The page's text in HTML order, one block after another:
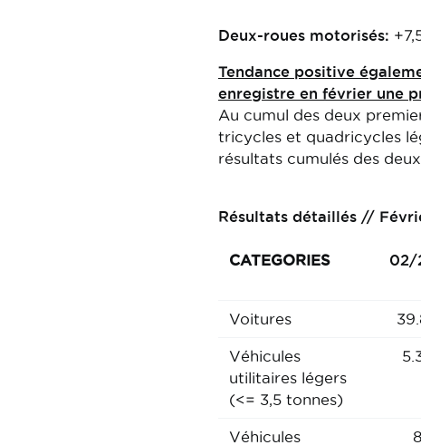
Deux-roues motorisés:
Tendance positive
enregistre en février une
Au cumul des deux
tricycles et quadricycles
résultats cumulés des
Résultats détaillés //
CATEGORIES 02/
Voitures
Véhicules
utilitaires légers
(<= 3,5 tonnes)
Véhicules